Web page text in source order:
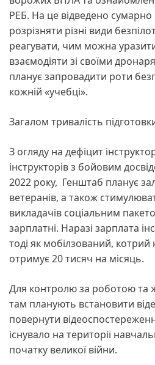
РЕБ. На це відведено
розрізняти різні види
реагувати, чим можна
взаємодіяти зі своїми
планує запровадити роти
кожній «учебці».
Загалом тривалість
З огляду на дефіцит
інструкторів з бойовим
2022 року, Генштаб планує
ветеранів, а також
викладачів соціальним
зарплатні. Наразі зарплата
тоді як мобілзований, котрий
отримує 20 тисяч на місяць.
Для контролю за роботою та
там планують встановити
повернути
існувало на території
початку великої війни.